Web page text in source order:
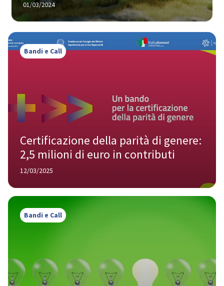
01/03/2024
Bandi e Call
Certificazione della parità di genere:
2,5 milioni di euro in contributi
12/03/2025
Bandi e Call